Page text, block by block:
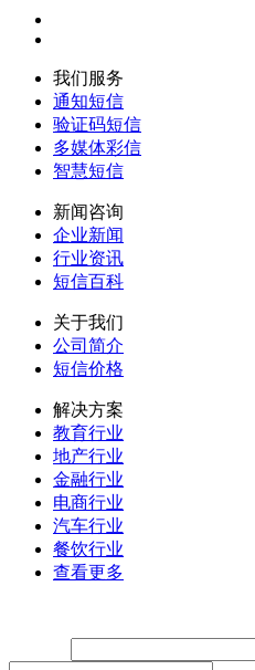
我们服务
通知短信
验证码短信
多媒体彩信
智慧短信
新闻咨询
企业新闻
行业资讯
短信百科
关于我们
公司简介
短信价格
解决方案
教育行业
地产行业
金融行业
电商行业
汽车行业
餐饮行业
查看更多